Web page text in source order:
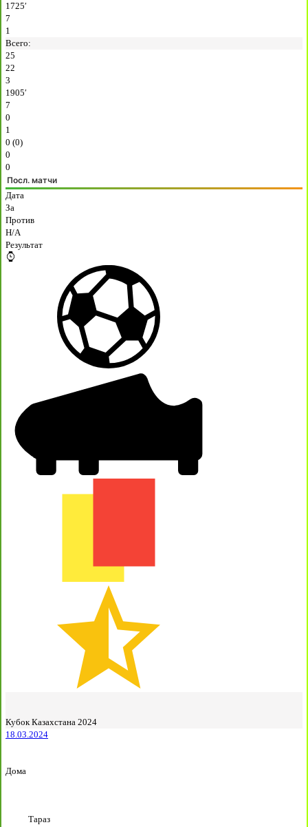
1725′
7
1
Всего:
25
22
3
1905′
7
0
1
0 (0)
0
0
Посл. матчи
Дата
За
Против
H/A
Результат
Кубок Казахстана 2024
18.03.2024
Дома
Тараз